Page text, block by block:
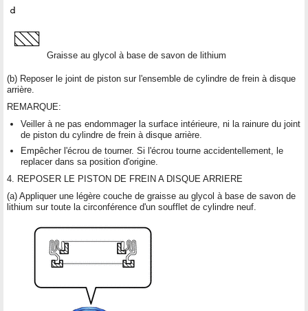
Graisse au glycol à base de savon de lithium
(b) Reposer le joint de piston sur l'ensemble de cylindre de frein à disque
arrière.
REMARQUE:
Veiller à ne pas endommager la surface intérieure, ni la rainure du joint
de piston du cylindre de frein à disque arrière.
Empêcher l'écrou de tourner. Si l'écrou tourne accidentellement, le
replacer dans sa position d'origine.
4. REPOSER LE PISTON DE FREIN A DISQUE ARRIERE
(a) Appliquer une légère couche de graisse au glycol à base de savon de
lithium sur toute la circonférence d'un soufflet de cylindre neuf.